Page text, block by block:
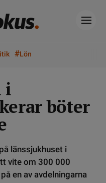
#Lön
i
böter
länssjukhuset i
vite om 300 000
en av avdelningarna